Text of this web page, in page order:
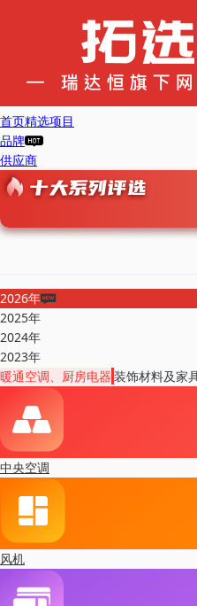
首页精选项目
品牌
供应商
2026年
2025年
2024年
2023年
暖通空调、厨房电器 装饰材料及家
中央空调
风机